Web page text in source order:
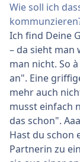
Wie soll ich
Ich find Deine
– da sieht man
man nicht. So
an". Eine
mehr auch
musst einfach
das schon".
Hast du schon
Partnerin zu